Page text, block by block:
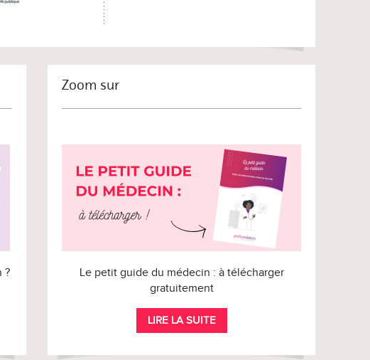
?
Zoom sur
Le petit guide du médecin : à télécharger
gratuitement
LIRE LA SUITE